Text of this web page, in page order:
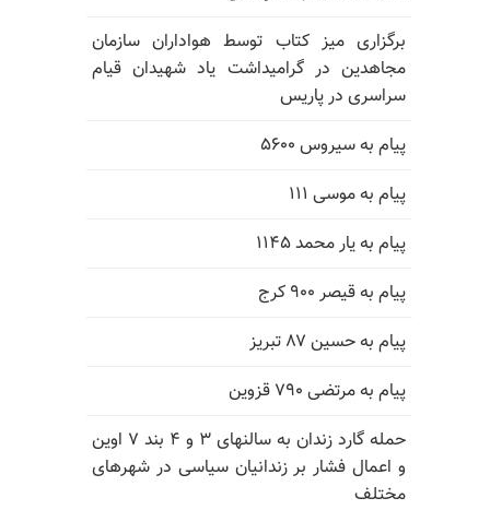
برگزاری میز کتاب توسط هواداران سازمان
مجاهدین در گرامیداشت یاد شهیدان قیام
سراسری در پاریس
پیام به سیروس ۵۶۰۰
پیام به موسی ۱۱۱
پیام به یار محمد ۱۱۴۵
پیام به قیصر ۹۰۰ کرج
پیام به حسین ۸۷ تبریز
پیام به مرتضی ۷۹۰ قزوین
حمله گارد زندان به سالنهای ۳ و ۴ بند ۷ اوین
و اعمال فشار بر زندانیان سیاسی در شهرهای
مختلف